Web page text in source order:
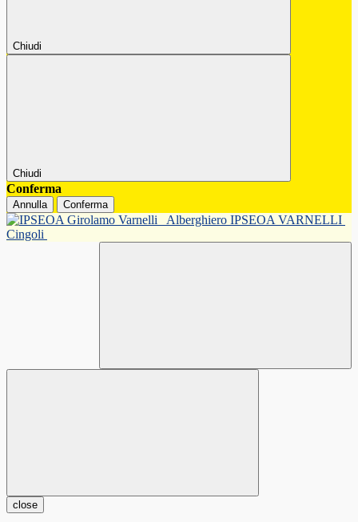
Chiudi
Chiudi
Conferma
Annulla Conferma
Alberghiero IPSEOA VARNELLI
Cingoli
close